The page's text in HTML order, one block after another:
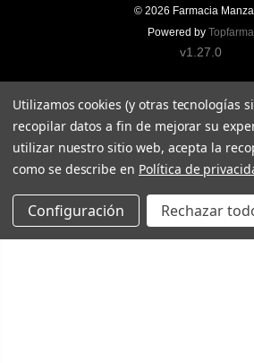
© 2026 Farmacia
Powered by Topfarma
v1.27.0
Utilizamos cookies (y otras tecnologías
recopilar datos a fin de mejorar su
utilizar nuestro sitio web, acepta la
como se describe en Política de
Configuración Rechazar